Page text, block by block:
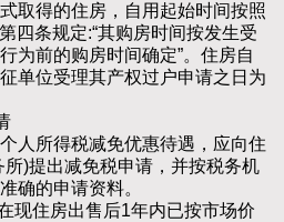
取得的住房，自用起始时间按照
四条规定:“其购房时间按发生受
为前的购房时间确定”。住房自
单位受理其产权过户申请之日为
所得税减免优惠待遇，应向住
)提出减免税申请，并按税务机
确的申请资料。
住房出售后1年内已按市场价